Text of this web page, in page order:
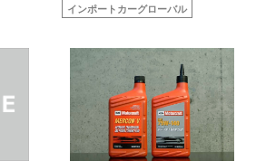
インポートカーグローバル